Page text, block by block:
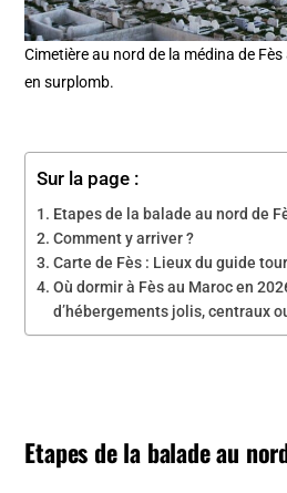
Cimetière au nord de la médina de
en surplomb.
Sur la page :
Etapes de la balade au nord de
Comment y arriver ?
Carte de Fès : Lieux du guide
Où dormir à Fès au Maroc en
d’hébergements jolis, centraux
Etapes de la balade au